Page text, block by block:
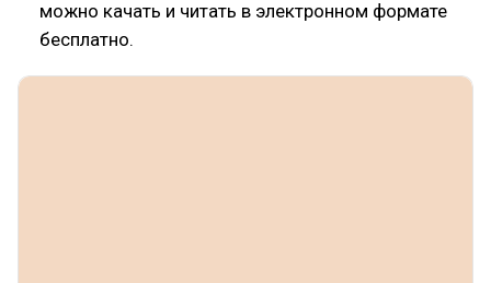
можно качать и читать в электронном формате
бесплатно.